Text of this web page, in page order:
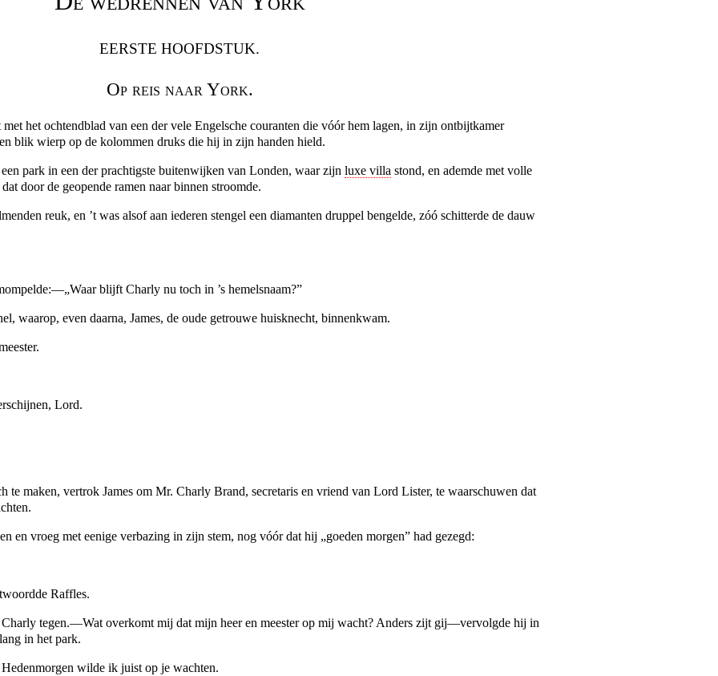
EERSTE HOOFDSTUK.
Op reis naar York.
het ochtendblad van een der vele Engelsche couranten die vóór hem lagen, in zijn ontbijtkamer
blik wierp op de kolommen druks die hij in zijn handen hield.
park in een der prachtigste buitenwijken van Londen, waar zijnluxe villa stond, en ademde met volle
door de geopende ramen naar binnen stroomde.
reuk, en ’t was alsof aan iederen stengel een diamanten druppel bengelde, zóó schitterde de dauw
blijft Charly nu toch in ’s hemelsnaam?”
waarop, even daarna, James, de oude getrouwe huisknecht, binnenkwam.
Lord.
te maken, vertrok James om Mr. Charly Brand, secretaris en vriend van Lord Lister, te waarschuwen dat
en vroeg met eenige verbazing in zijn stem, nog vóór dat hij „goeden morgen” had gezegd:
Raffles.
tegen.—Wat overkomt mij dat mijn heer en meester op mij wacht? Anders zijt gij—vervolgde hij in
in het park.
wilde ik juist op je wachten.